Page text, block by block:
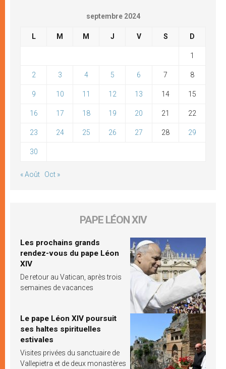
septembre 2024
L M M J V S D
1
2 3 4 5 6 7 8
9 10 11 12 13 14 15
16 17 18 19 20 21 22
23 24 25 26 27 28 29
30
« Août Oct »
PAPE LÉON XIV
Les prochains grands
rendez-vous du pape Léon
XIV
De retour au Vatican, après trois
semaines de vacances
Le pape Léon XIV poursuit
ses haltes spirituelles
estivales
Visites privées du sanctuaire de
Vallepietra et de deux monastères